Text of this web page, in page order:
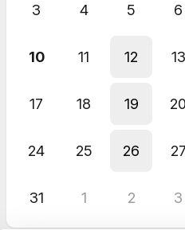
➡️ Para reservar tu sesión de
disponibilidad en el
negocio que tienes y tus
negocio!
3 4 5 6
10 11 12 13
17 18 19 20
24 25 26 27
31 1 2 3